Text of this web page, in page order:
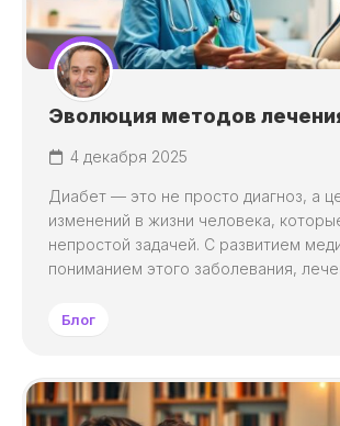
Эволюция методов
4 декабря 2025
Диабет — это не просто диагноз, а
изменений в жизни человека,
непростой задачей. С развитием
пониманием этого заболевания,
Блог